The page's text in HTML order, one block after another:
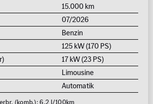
15.000 km
07/2026
Benzin
125 kW (170 PS)
17 kW (23 PS)
Limousine
Automatik
(komb.): 6.2 l/100km